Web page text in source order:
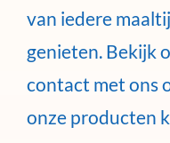
van iedere
genieten. Bekijk
contact met ons
onze producten